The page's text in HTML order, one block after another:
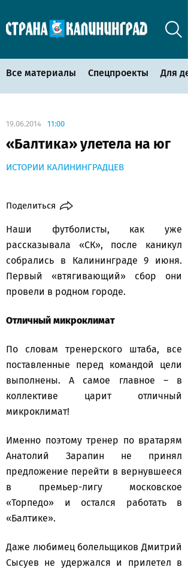
Все материалы Спецпроекты Для
19.06.2014 11:00
«Балтика» улетела на юг
ИСТОРИИ КАЛИНИНГРАДЦЕВ
Поделиться
Наши футболисты, как уже
рассказывала «СК», после каникул
собрались в Калининграде 9 июня.
Первый «втягивающий» сбор они
провели в родном городе.
Отличный микроклимат
По словам тренерского штаба, все
поставленные перед командой цели
выполнены. А самое главное – в
коллективе царит отличный
микроклимат!
Именно поэтому тренер по вратарям
Анатолий Зарапин не принял
предложение перейти в вернувшееся
в премьер-лигу московское
«Торпедо» и остался работать в
«Балтике».
Даже любимец болельщиков Дмитрий
Сысуев не удержался и прилетел в